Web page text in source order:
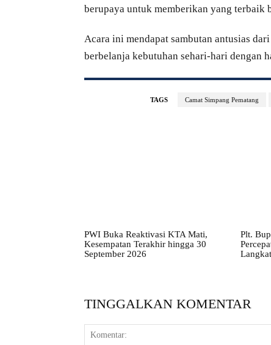
berupaya untuk memberikan yang terbaik
Acara ini mendapat sambutan antusias
berbelanja kebutuhan sehari-hari dengan
TAGS Camat Simpang Pematang
PWI Buka Reaktivasi KTA Mati,
Kesempatan Terakhir hingga 30
September 2026
Plt.
TINGGALKAN KOMENTAR